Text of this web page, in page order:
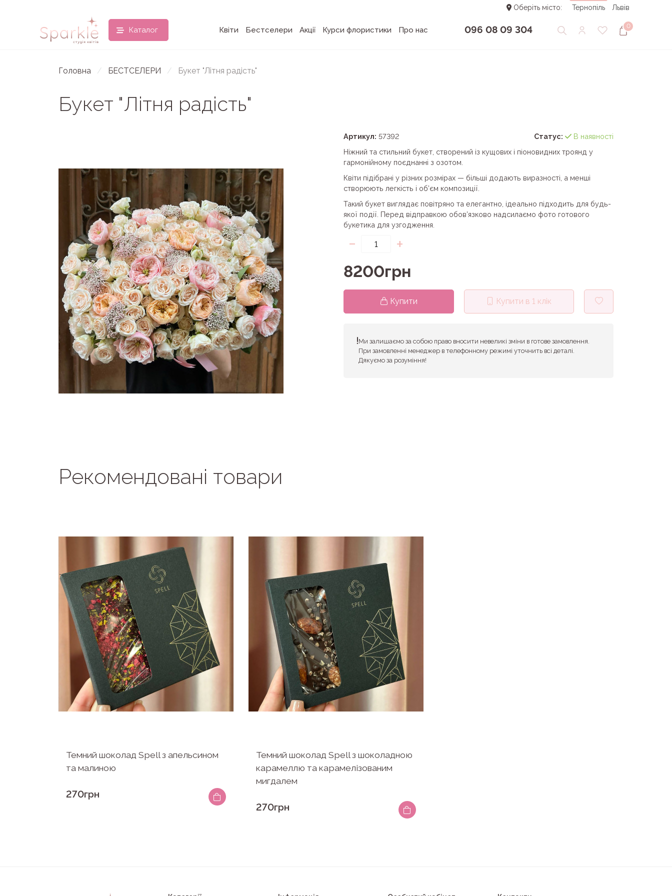
Оберіть місто: Тернопіль Львів
Каталог Квіти Бестселери Акції Курси флористики Про нас 096 08 09 304 0
Головна БЕСТСЕЛЕРИ Букет "Літня радість"
Букет "Літня радість"
Артикул: 57392 Статус:
В наявності
Ніжний та стильний букет, створений із кущових і піоновидних троянд у
гармонійному поєднанні з озотом.
Квіти підібрані у різних розмірах — більші додають виразності, а менші
створюють легкість і об’єм композиції.
Такий букет виглядає повітряно та елегантно, ідеально підходить для будь-
якої події. Перед відправкою обов’язково надсилаємо фото готового
букетика для узгодження.
- +
8200грн
Купити Купити в 1 клік
Ми залишаємо за собою право вносити невеликі зміни в готове замовлення.
При замовленні менеджер в телефонному режимі уточнить всі деталі.
Дякуємо за розуміння!
Рекомендовані товари
Темний шоколад Spell з апельсином
та малиною
270грн
Темний шоколад Spell з шоколадною
карамеллю та карамелізованим
мигдалем
270грн